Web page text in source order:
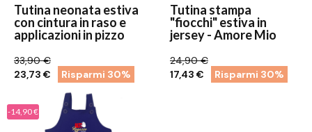
Tutina neonata estiva
con cintura in raso e
applicazioni in pizzo
33,90 €
23,73 €
Risparmi 30%
Tutina stampa
"fiocchi" estiva in
jersey - Amore Mio
24,90 €
17,43 €
Risparmi 30%
-14,90 €